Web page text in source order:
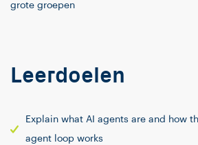
grote groepen
Leerdoelen
Explain what AI agents are and how
agent loop works